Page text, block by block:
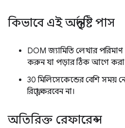
কিভাবে এই অন্তর্দৃষ্টি পাস
DOM জ্যামিতি লেখার
করুন যা পড়ার ঠিক আগে করা
30 মিলিসেকেন্ডের বেশি
রিফ্লো করবেন না।
অতিরিক্ত রেফারেন্স